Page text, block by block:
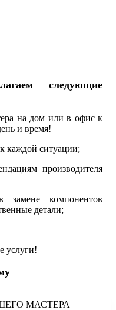
следующие
на дом или в офис к
и время!
каждой ситуации;
производителя
компонентов
детали;
услуги!
МАСТЕРА